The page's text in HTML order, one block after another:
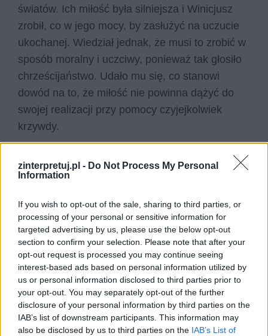
zinterpretuj.pl - Do Not Process My Personal
Information
If you wish to opt-out of the sale, sharing to third parties, or
processing of your personal or sensitive information for
targeted advertising by us, please use the below opt-out
section to confirm your selection. Please note that after your
opt-out request is processed you may continue seeing
interest-based ads based on personal information utilized by
us or personal information disclosed to third parties prior to
your opt-out. You may separately opt-out of the further
disclosure of your personal information by third parties on the
IAB’s list of downstream participants. This information may
also be disclosed by us to third parties on the IAB’s List of
światów. Ich miłość była silniejsza i Winicjusz
zrobił, co w jego mocy, by zasłużyć na uczucie
ukochanej. Wiedział jednak, że musi to zrobić w
sposób moralny i uczciwy, ponieważ tak głosiło
chrześcijaństwo. Udało mu się, co stanowi
dowód na to, że miłość nie powinna dążyć do
swojej realizacji przy pomocy czyjejkolwiek
krzywdy.
pracy – można zrozumieć postępowanie Romea
młodego zakochanego człowieka. Nie można
jednak usprawiedliwiać pozbawiania innego
człowieka życia, choć oczywiście trzeba brać
pod uwagę to, że bohaterowie ci zostali
zmyśleni i ich postępowanie jest fikcją literacką.
Czytaj także:
Motyw przebaczenia w literaturze –